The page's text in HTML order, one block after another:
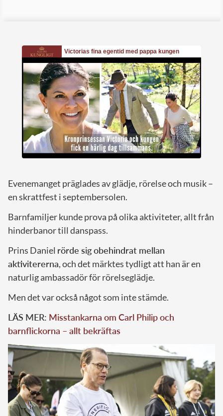
Evenemanget präglades av glädje, rörelse och musik –
en skrattfest i septembersolen.
Barnfamiljer kunde prova på olika aktiviteter, allt från
hinderbanor till danspass.
Prins Daniel rörde sig obehindrat mellan
aktivitererna, och det märktes tydligt att han är en
naturlig ambassadör för rörelseglädje.
Men det var också något som inte stämde.
LÄS MER: Misstankarna om Carl Philip och
barnflickorna – allt bekräftas